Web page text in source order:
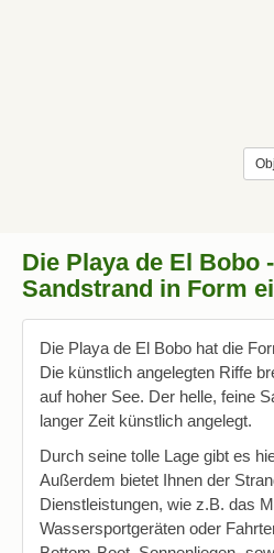
Die Playa de El Bobo
Sandstrand in Form
Die Playa de El Bobo hat die
Die künstlich angelegten Riffe
auf hoher See. Der helle, feine
langer Zeit künstlich angelegt.
Durch seine tolle Lage gibt es
Außerdem bietet Ihnen der
Dienstleistungen, wie z.B. das
Wassersportgeräten oder